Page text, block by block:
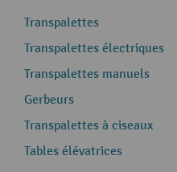
Transpalettes
Transpalettes électriques
Transpalettes manuels
Gerbeurs
Transpalettes à ciseaux
Tables élévatrices